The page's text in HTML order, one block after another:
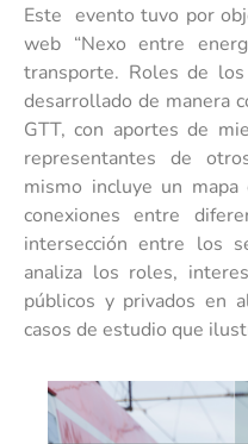
Este evento tuvo por
web “Nexo entre
transporte. Roles de
desarrollado de manera
GTT, con aportes de
representantes de
mismo incluye un
conexiones entre
intersección entre los
analiza los roles,
públicos y privados en
casos de estudio que